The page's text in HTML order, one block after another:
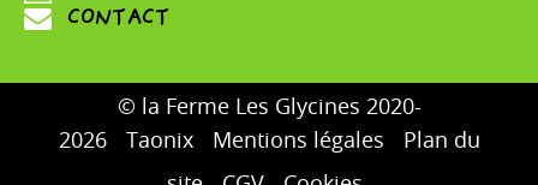
© la Ferme Les Glycines 2020-
2026
Taonix Mentions légales
Plan du